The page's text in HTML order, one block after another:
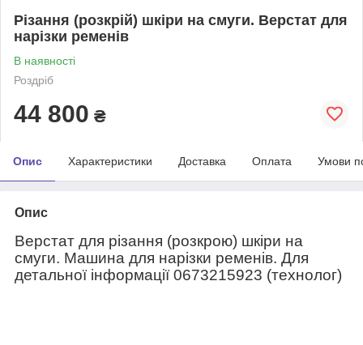
Різання (розкрій) шкіри на смуги. Верстат для
нарізки ременів
В наявності
Роздріб
44 800 ₴
Опис Характеристики Доставка Оплата Умови
Опис
Верстат для різання (розкрою) шкіри на
смуги. Машина для нарізки ременів. Для
детальної інформації 0673215923 (технолог)